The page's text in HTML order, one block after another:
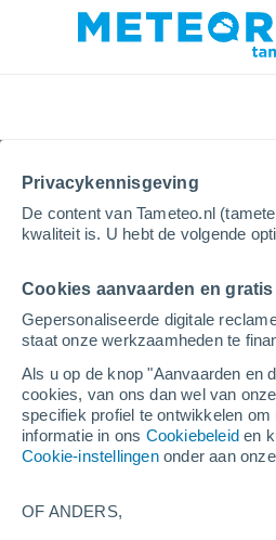
Privacykennisgeving
De content van Tameteo.nl
kwaliteit is. U hebt de volgende
Cookies aanvaarden en
Gepersonaliseerde digitale
staat onze werkzaamheden te
Als u op de knop "Aanvaarden en
cookies, van ons dan wel van
specifiek profiel te ontwikkelen
informatie in ons Cookiebeleid en
Cookie-instellingenonder aan
OF ANDERS,
Home Australia
Het weer
Alle plaatsen in New
A B C
De meest